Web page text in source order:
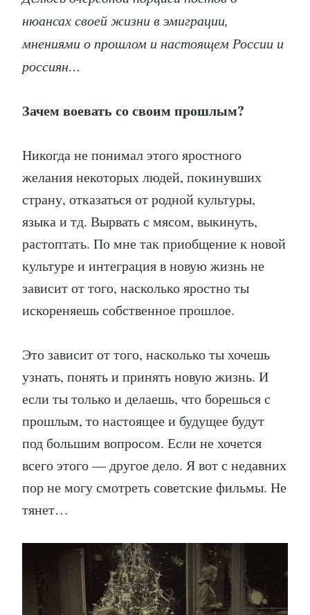
нюансах своей жизни в эмиграции,
мнениями о прошлом и настоящем России и
россиян…
Зачем воевать со своим прошлым?
Никогда не понимал этого яростного
желания некоторых людей, покинувших
страну, отказаться от родной культуры,
языка и тд. Вырвать с мясом, выкинуть,
растоптать. По мне так приобщение к новой
культуре и интеграция в новую жизнь не
зависит от того, насколько яростно ты
искореняешь собственное прошлое.
Это зависит от того, насколько ты хочешь
узнать, понять и принять новую жизнь. И
если ты только и делаешь, что борешься с
прошлым, то настоящее и будущее будут
под большим вопросом. Если не хочется
всего этого — другое дело. Я вот с недавних
пор не могу смотреть советские фильмы. Не
тянет…